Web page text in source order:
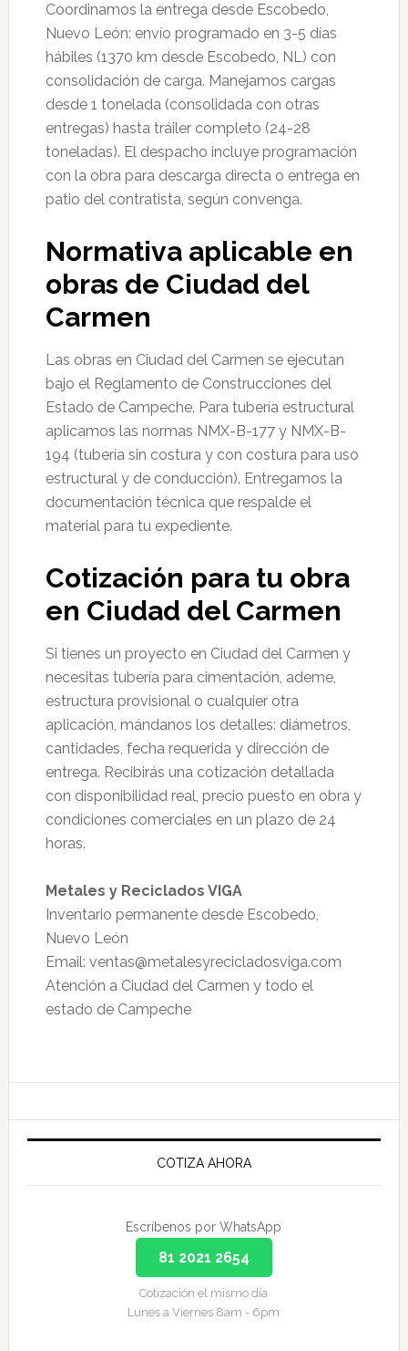
Coordinamos la entrega desde Escobedo,
Nuevo León: envío programado en 3-5 días
hábiles (1370 km desde Escobedo, NL) con
consolidación de carga. Manejamos cargas
desde 1 tonelada (consolidada con otras
entregas) hasta tráiler completo (24-28
toneladas). El despacho incluye programación
con la obra para descarga directa o entrega en
patio del contratista, según convenga.
Normativa aplicable en
obras de Ciudad del
Carmen
Las obras en Ciudad del Carmen se ejecutan
bajo el Reglamento de Construcciones del
Estado de Campeche. Para tubería estructural
aplicamos las normas NMX-B-177 y NMX-B-
194 (tubería sin costura y con costura para uso
estructural y de conducción). Entregamos la
documentación técnica que respalde el
material para tu expediente.
Cotización para tu obra
en Ciudad del Carmen
Si tienes un proyecto en Ciudad del Carmen y
necesitas tubería para cimentación, ademe,
estructura provisional o cualquier otra
aplicación, mándanos los detalles: diámetros,
cantidades, fecha requerida y dirección de
entrega. Recibirás una cotización detallada
con disponibilidad real, precio puesto en obra y
condiciones comerciales en un plazo de 24
horas.
Metales y Reciclados VIGA
Inventario permanente desde Escobedo,
Nuevo León
Email: ventas@metalesyrecicladosviga.com
Atención a Ciudad del Carmen y todo el
estado de Campeche
Sidebar
COTIZA AHORA
Escríbenos por WhatsApp
81 2021 2654
Cotización el mismo día
Lunes a Viernes 8am - 6pm